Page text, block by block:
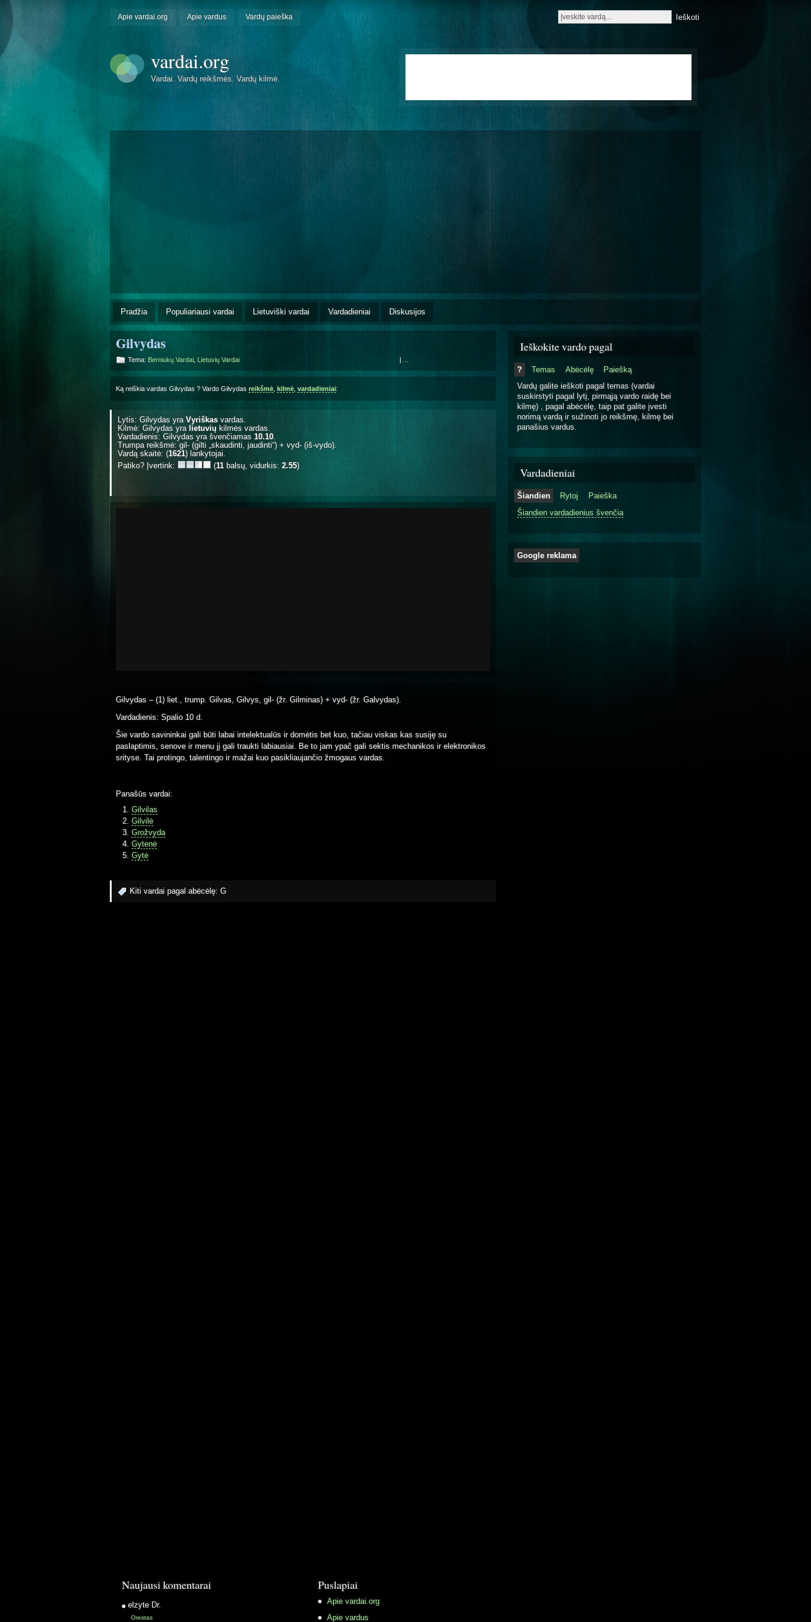
Apie vardai.org Apie vardus Vardų paieška
vardai.org
Vardai. Vardų reikšmės. Vardų kilmė.
Pradžia Populiariausi vardai Lietuviški vardai Vardadieniai Diskusijos
Gilvydas
Tema: Berniukų Vardai Lietuvių Vardai |
Ką reiškia vardas Gilvydas ? Vardo Gilvydas reikšmė kilmė vardadieniai:
Lytis: Gilvydas yra Vyriškas vardas.
Kilmė: Gilvydas yra lietuvių kilmės vardas.
Vardadienis: Gilvydas yra švenčiamas 10.10
Trumpa reikšmė: gil- (gilti „skaudinti, jaudinti“) + vyd- (iš-vydo).
Vardą skaitė: (1621) lankytojai.
Patiko? Įvertink:
(11 balsų, vidurkis: 2.55)
Gilvydas – (1) liet., trump. Gilvas, Gilvys, gil- (žr. Gilminas) + vyd- (žr. Galvydas).
Vardadienis: Spalio 10 d.
Šie vardo savininkai gali būti labai intelektualūs ir domėtis bet kuo, tačiau viskas kas susiję su
paslaptimis, senove ir menu jį gali traukti labiausiai. Be to jam ypač gali sektis mechanikos ir elektronikos
srityse. Tai protingo, talentingo ir mažai kuo pasikliaujančio žmogaus vardas.
Panašūs vardai:
Gilvilas
Gilvilė
Grožvyda
Gytenė
Gytė
Kiti vardai pagal abėcėlę: G
Ieškokite vardo pagal
? Temas Abėcėlę
Paiešką
Vardų galite ieškoti pagal temas (vardai
suskirstyti pagal lytį, pirmąją vardo raidę bei
kilmę) , pagal abėcėlę, taip pat galite įvesti
norimą vardą ir sužinoti jo reikšmę, kilmę bei
panašius vardus.
Vardadieniai
Šiandien Rytoj
Paieška
Šiandien vardadienius švenčia
Google reklama
Naujausi komentarai
elzyte Dr.
Orestas
Puslapiai
Apie vardai.org
Apie vardus